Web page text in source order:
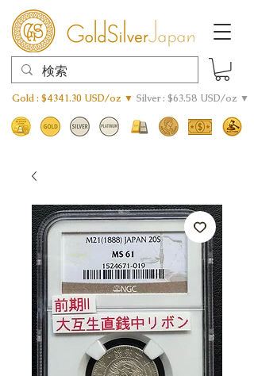
Gold : $4341.30 USD/oz ▼ Silver : $63.58 USD/oz ▼